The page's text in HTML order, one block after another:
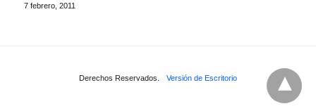
7 febrero, 2011
Derechos Reservados. Versión de Escritorio